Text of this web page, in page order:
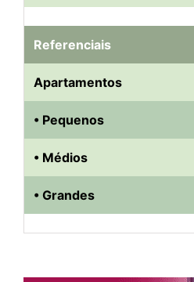
Referenciais
Apartamentos
• Pequenos
• Médios
• Grandes